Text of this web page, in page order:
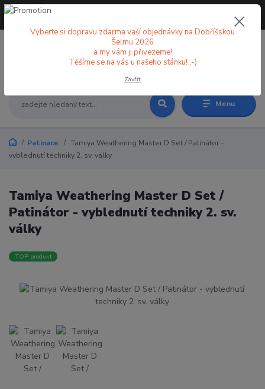
Menu
+420 773 998 582
Patinace
Tamiya Weathering Master D Set / Patinátor -
vyblednutí techniky 2. sv. války
Tamiya Weathering Master D Set /
Patinátor - vyblednutí techniky 2. sv.
války
TOP produkt
Vyberte si dopravu zdarma vaší objednávky na Dobříšskou
Šelmu 2026
a my vám ji přivezeme!
Těšíme se na vás u našeho stánku! :-)
Zavřít